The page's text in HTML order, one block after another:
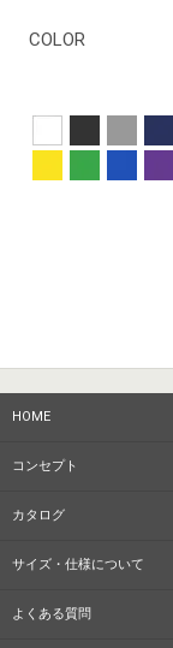
COLOR
HOME
コンセプト
カタログ
サイズ・仕様について
よくある質問